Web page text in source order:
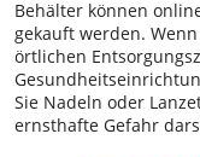
Behälter können
gekauft werden.
örtlichen
Sie Nadeln oder
ernsthafte Gefahr